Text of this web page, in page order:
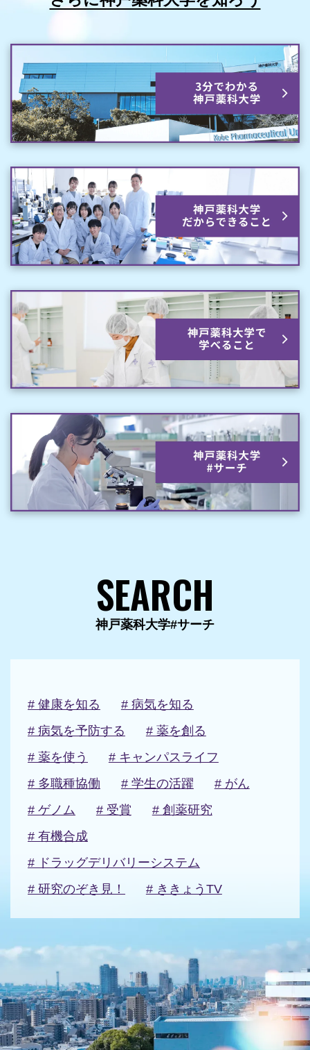
SEARCH
神戸薬科大学#サーチ
# 健康を知る
# 病気を知る
# 病気を予防する
# 薬を創る
# 薬を使う
# キャンパスライフ
# 多職種協働
# 学生の活躍
# がん
# ゲノム
# 受賞
# 創薬研究
# 有機合成
# ドラッグデリバリーシステム
# 研究のぞき見！
# ききょうTV